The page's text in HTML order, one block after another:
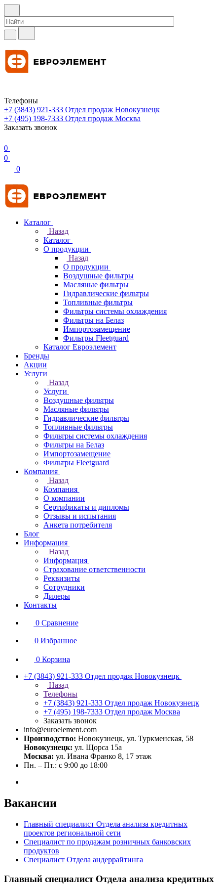
Телефоны
+7 (3843) 921-333 Отдел продаж Новокузнецк
+7 (495) 198-7333 Отдел продаж Москва
Заказать звонок
0
0
0
Каталог
Назад
Каталог
О продукции
Назад
О продукции
Воздушные фильтры
Масляные фильтры
Гидравлические фильтры
Топливные фильтры
Фильтры системы охлаждения
Фильтры на Белаз
Импортозамещение
Фильтры Fleetguard
Каталог Евроэлемент
Бренды
Акции
Услуги
Назад
Услуги
Воздушные фильтры
Масляные фильтры
Гидравлические фильтры
Топливные фильтры
Фильтры системы охлаждения
Фильтры на Белаз
Импортозамещение
Фильтры Fleetguard
Компания
Назад
Компания
О компании
Сертификаты и дипломы
Отзывы и испытания
Анкета потребителя
Блог
Информация
Назад
Информация
Страхование ответственности
Реквизиты
Сотрудники
Дилеры
Контакты
0 Сравнение
0 Избранное
0 Корзина
+7 (3843) 921-333 Отдел продаж Новокузнецк
Назад
Телефоны
+7 (3843) 921-333 Отдел продаж Новокузнецк
+7 (495) 198-7333 Отдел продаж Москва
Заказать звонок
info@euroelement.com
Производство: Новокузнецк, ул. Туркменская, 58
Новокузнецк: ул. Щорса 15а
Москва: ул. Ивана Франко 8, 17 этаж
Пн. – Пт.: с 9:00 до 18:00
Вакансии
Главный специалист Отдела анализа кредитных
проектов региональной сети
Специалист по продажам розничных банковских
продуктов
Специалист Отдела андеррайтинга
Главный специалист Отдела анализа кредитных